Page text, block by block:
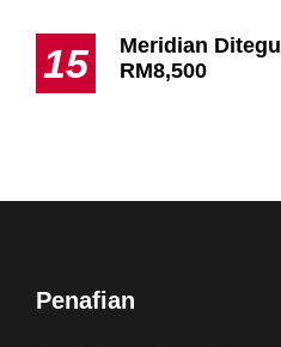
15
Meridian
RM8,500
Penafian